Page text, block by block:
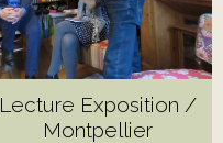
Lecture Exposition /
Montpellier